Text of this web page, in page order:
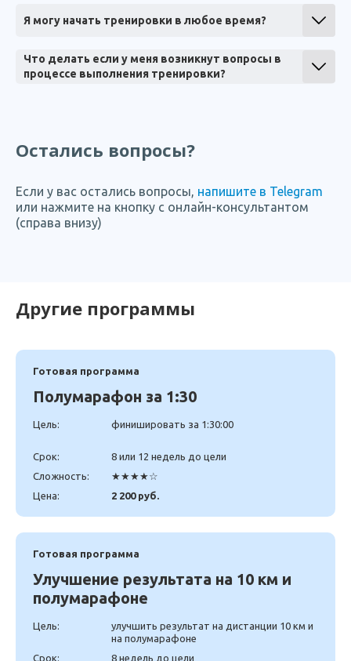
Я могу начать тренировки в любое время?
Что делать если у меня возникнут вопросы в
процессе выполнения тренировки?
Остались вопросы?
Если у вас остались вопросы, напишите в Telegram
или нажмите на кнопку с онлайн-консультантом
(справа внизу)
Другие программы
Готовая программа
Полумарафон за 1:30
Цель: финишировать за 1:30:00
Срок:
8 или 12 недель до цели
Сложность:
★★★★☆
Цена:
2 200 руб.
Готовая программа
Улучшение результата на 10 км и
полумарафоне
Цель:
улучшить результат на дистанции 10 км и
на полумарафоне
Срок:
8 недель до цели